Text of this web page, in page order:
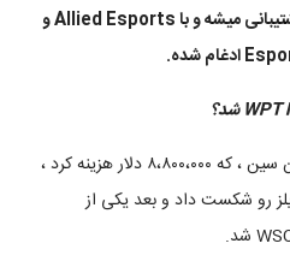
International Holdings پشتیبانی میشه و با Allied Esports و
جدول نهایی سال ۲۰۱۸ توسط جان سین ، که ۸،۸۰۰،۰۰۰ دلار هزینه کرد ،
رو شکست داد و بعد یکی از